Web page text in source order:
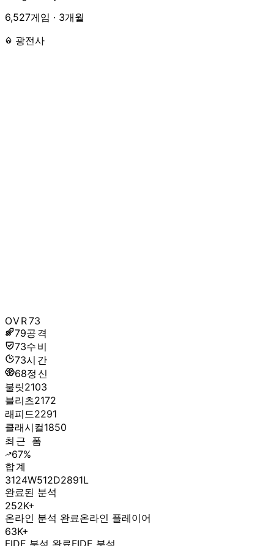
6,527게임 · 3개월
광전사
OVR73
79공격
73수비
73시간
68정신
불릿2103
블리츠2172
래피드2291
클래시컬1850
최근 폼
67%
합계
3124W512D2891L
완료된 분석
252K+
온라인 분석 완료온라인 플레이어
63K+
FIDE 분석 완료FIDE 분석